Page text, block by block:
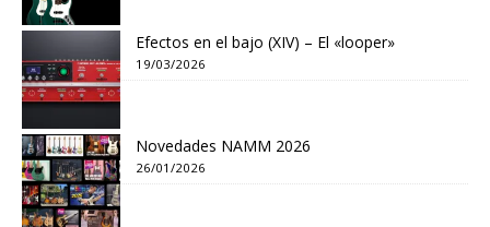
Efectos en el bajo (XIV) – El «looper»
19/03/2026
Novedades NAMM 2026
26/01/2026